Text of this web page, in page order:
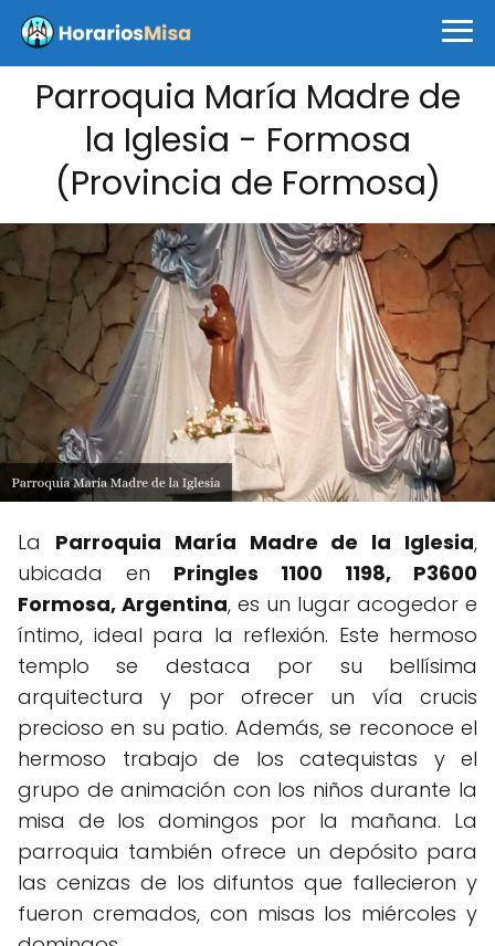
Parroquia María Madre de
la Iglesia - Formosa
(Provincia de Formosa)
La Parroquia María Madre de la Iglesia,
ubicada en Pringles 1100 1198, P3600
Formosa, Argentina, es un lugar acogedor e
íntimo, ideal para la reflexión. Este hermoso
templo se destaca por su bellísima
arquitectura y por ofrecer un vía crucis
precioso en su patio. Además, se reconoce el
hermoso trabajo de los catequistas y el
grupo de animación con los niños durante la
misa de los domingos por la mañana. La
parroquia también ofrece un depósito para
las cenizas de los difuntos que fallecieron y
fueron cremados, con misas los miércoles y